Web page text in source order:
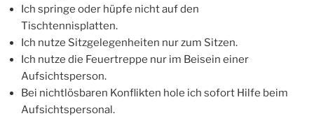
Ich springe oder hüpfe nicht auf den
Tischtennisplatten.
Ich nutze Sitzgelegenheiten nur zum Sitzen.
Ich nutze die Feuertreppe nur im Beisein einer
Aufsichtsperson.
Bei nichtlösbaren Konflikten hole ich sofort Hilfe beim
Aufsichtspersonal.